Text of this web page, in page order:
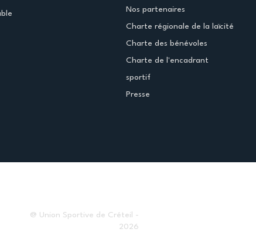
Nos partenaires
Charte régionale de la laïcité
Charte des bénévoles
Charte de l'encadrant
sportif
Presse
@ Union Sportive de Créteil -
2026